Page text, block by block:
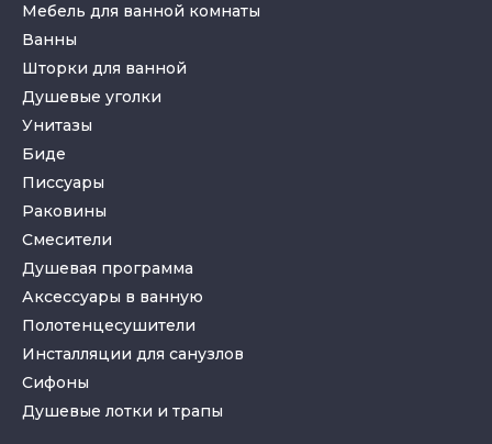
Мебель для ванной комнаты
Ванны
Шторки для ванной
Душевые уголки
Унитазы
Биде
Писсуары
Раковины
Смесители
Душевая программа
Аксессуары в ванную
Полотенцесушители
Инсталляции для санузлов
Cифоны
Душевые лотки и трапы